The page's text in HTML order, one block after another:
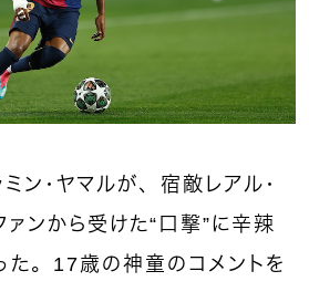
ン・ヤマルが、宿敵レアル・
ァンから受けた“口撃”に辛辣
た。17歳の神童のコメントを